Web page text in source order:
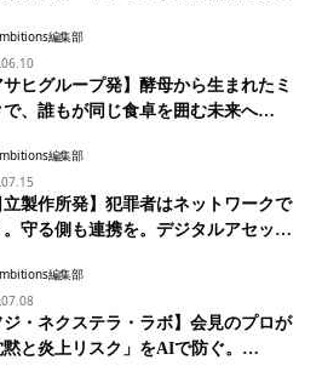
るソーシャル事業を、どのように推進して
ケース。経営の足取りをたどる。
業発スタートアップが挑む信用のカタ
ネーのランプ」
編集部
サヒグループ発】酵母から生まれたミ
で、誰もが同じ食卓を囲む未来へ
MILK」
編集部
立製作所発】犯罪者はネットワークで
。守る側も連携を。デジタルアセット
AML共同化構想
編集部
ジ・ネクステラ・ラボ】会見のプロが